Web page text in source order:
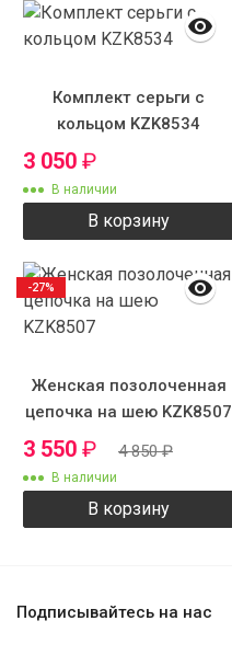
Комплект серьги с
кольцом KZK8534
3 050 ₽
В наличии
В корзину
Женская позолоченная
цепочка на шею KZK8507
3 550 ₽ 4 850₽
В наличии
В корзину
-27%
Подписывайтесь на нас